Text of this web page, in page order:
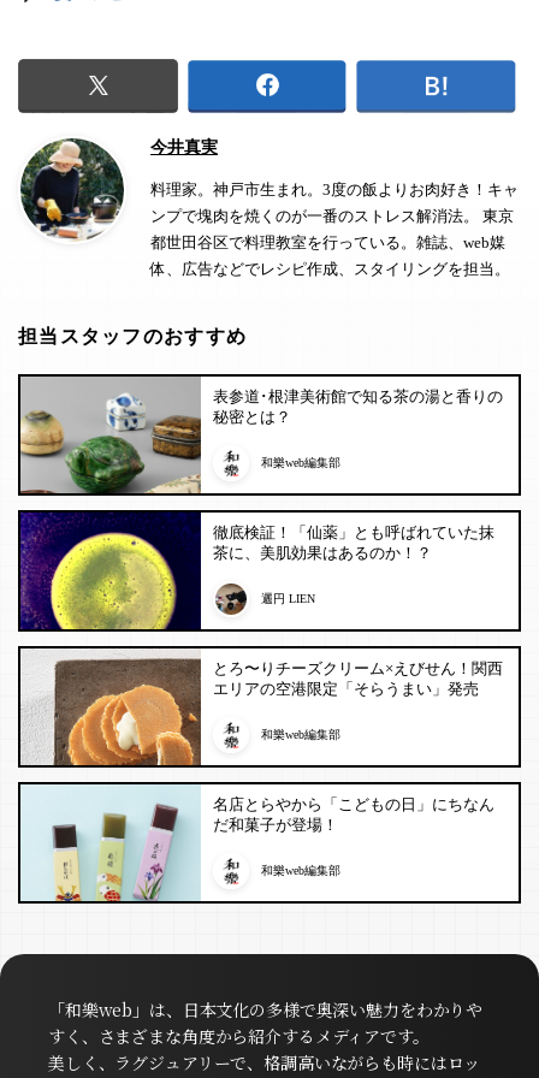
今井真実
料理家。神戸市生まれ。3度の飯よりお肉好き！キャ
ンプで塊肉を焼くのが一番のストレス解消法。 東京
都世田谷区で料理教室を行っている。雑誌、web媒
体、広告などでレシピ作成、スタイリングを担当。
担当スタッフのおすすめ
表参道･根津美術館で知る茶の湯と香りの
秘密とは？
和樂web編集部
徹底検証！「仙薬」とも呼ばれていた抹
茶に、美肌効果はあるのか！？
邐円 LIEN
とろ〜りチーズクリーム×えびせん！関西
エリアの空港限定「そらうまい」発売
和樂web編集部
名店とらやから「こどもの日」にちなん
だ和菓子が登場！
和樂web編集部
「和樂web」は、日本文化の多様で奥深い魅力をわかりや
すく、さまざまな角度から紹介するメディアです。
美しく、ラグジュアリーで、格調高いながらも時にはロッ